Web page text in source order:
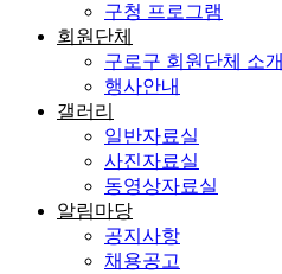
구청 프로그램
회원단체
구로구 회원단체 소개
행사안내
갤러리
일반자료실
사진자료실
동영상자료실
알림마당
공지사항
채용공고